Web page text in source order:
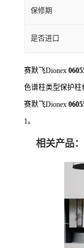
保修期
是否进口
赛默飞Dionex
色谱柱类型保护柱
赛默飞Dionex
1。
相关产品：